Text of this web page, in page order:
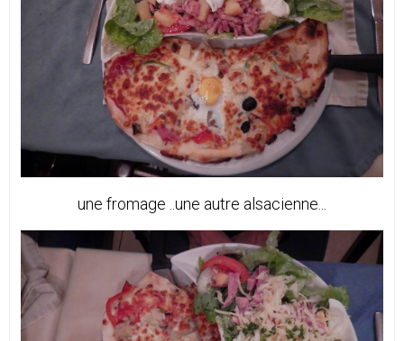
une fromage ..une autre alsacienne...